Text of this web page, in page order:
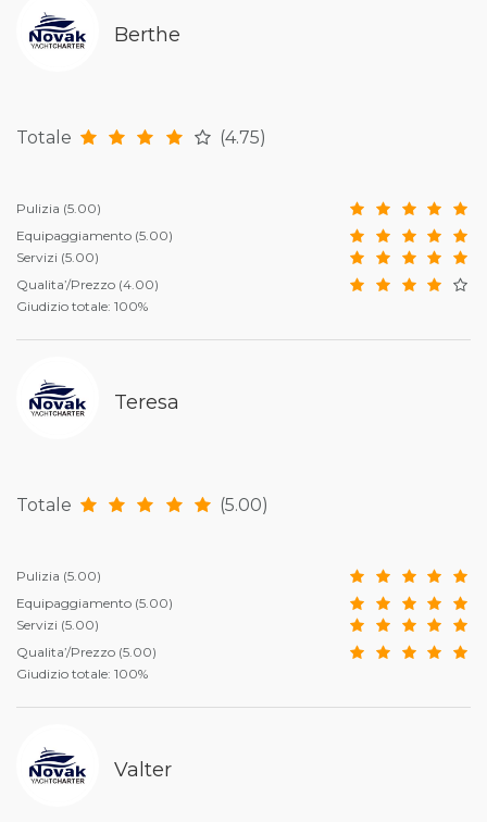
Berthe
Totale (4.75)
Pulizia (5.00)
Equipaggiamento (5.00)
Servizi (5.00)
Qualita’/Prezzo (4.00)
Giudizio totale: 100%
Teresa
Totale (5.00)
Pulizia (5.00)
Equipaggiamento (5.00)
Servizi (5.00)
Qualita’/Prezzo (5.00)
Giudizio totale: 100%
Valter